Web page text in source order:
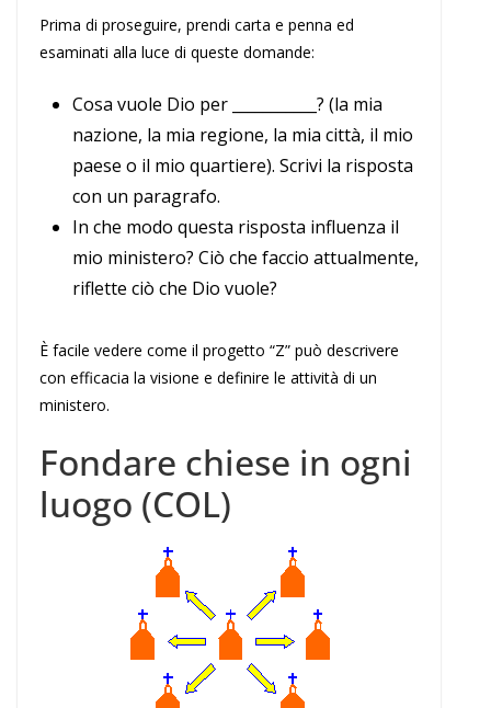
Prima di proseguire, prendi carta e penna ed
esaminati alla luce di queste domande:
Cosa vuole Dio per ___________? (la mia
nazione, la mia regione, la mia città, il mio
paese o il mio quartiere). Scrivi la risposta
con un paragrafo.
In che modo questa risposta influenza il
mio ministero? Ciò che faccio attualmente,
riflette ciò che Dio vuole?
È facile vedere come il progetto “Z” può descrivere
con efficacia la visione e definire le attività di un
ministero.
Fondare chiese in ogni
luogo (COL)